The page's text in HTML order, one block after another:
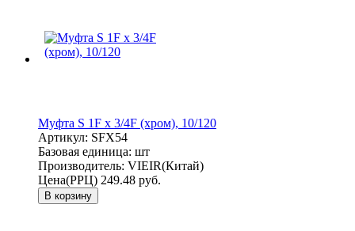
Муфта S 1F x 3/4F (хром), 10/120
Артикул: SFX54
Базовая единица: шт
Производитель: VIEIR(Китай)
Цена(РРЦ) 249.48 руб.
В корзину